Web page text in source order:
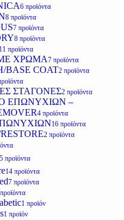
6 προϊόντα
8 προϊόντα
7 προϊόντα
8 προϊόντα
11 προϊόντα
ΧΡΩΜΑ7 προϊόντα
COAT2 προϊόντα
ΣΤΑΓΟΝΕΣ2 προϊόντα
ΕΠΩΝΥΧΙΩΝ –
4 προϊόντα
16 προϊόντα
2 προϊόντα
προϊόντα
14 προϊόντα
7 προϊόντα
1 προϊόν
1 προϊόν